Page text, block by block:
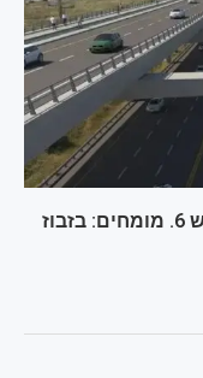
מירי רגב מקדמת קומה שנייה לכביש 6. מומחים: בזבוז